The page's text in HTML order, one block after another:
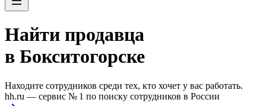
Найти продавца
в Бокситогорске
Находите сотрудников среди тех, кто хочет у вас работать.
hh.ru — сервис № 1 по поиску сотрудников в России